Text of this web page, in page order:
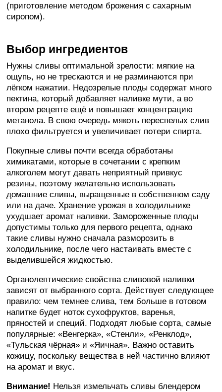
(приготовление методом брожения с сахарным
сиропом).
Выбор ингредиентов
Нужны сливы оптимальной зрелости: мягкие на
ощупь, но не трескаются и не разминаются при
лёгком нажатии. Недозрелые плоды содержат много
пектина, который добавляет наливке мути, а во
втором рецепте ещё и повышает концентрацию
метанола. В свою очередь мякоть переспелых слив
плохо фильтруется и увеличивает потери спирта.
Покупные сливы почти всегда обработаны
химикатами, которые в сочетании с крепким
алкоголем могут давать неприятный привкус
резины, поэтому желательно использовать
домашние сливы, выращенные в собственном саду
или на даче. Хранение урожая в холодильнике
ухудшает аромат наливки. Замороженные плоды
допустимы только для первого рецепта, однако
такие сливы нужно сначала разморозить в
холодильнике, после чего настаивать вместе с
выделившейся жидкостью.
Органолептические свойства сливовой наливки
зависят от выбранного сорта. Действует следующее
правило: чем темнее слива, тем больше в готовом
напитке будет ноток сухофруктов, варенья,
пряностей и специй. Подходят любые сорта, самые
популярные: «Венгерка», «Стенли», «Ренклод»,
«Тульская чёрная» и «Яичная». Важно оставить
кожицу, поскольку вещества в ней частично влияют
на аромат и вкус.
Внимание! Нельзя измельчать сливы блендером